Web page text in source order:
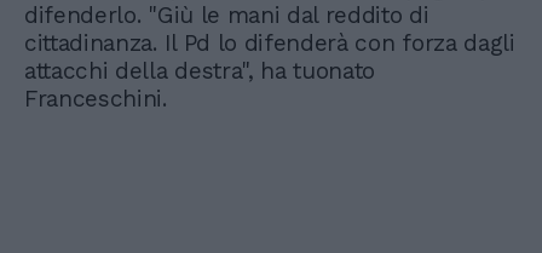
difenderlo. "Giù le mani dal reddito di
cittadinanza. Il Pd lo difenderà con forza dagli
attacchi della destra", ha tuonato
Franceschini.